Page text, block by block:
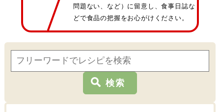
問題ない、など）に留意し、食事日誌な
どで食品の把握をお心がけください。